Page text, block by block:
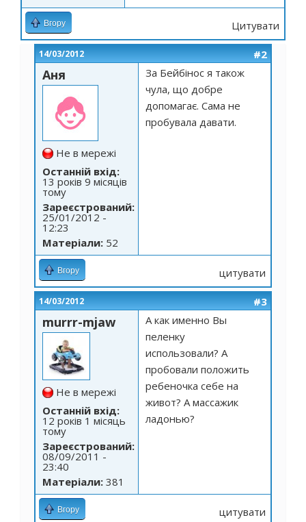
Вгору Цитувати
14/03/2012 #2
Аня
Не в мережі
Останній вхід:
13 років 9 місяців
тому
Зареєстрований:
25/01/2012 -
12:23
Матеріали: 52
За Бейбінос я також
чула, що добре
допомагає. Сама не
пробувала давати.
Вгору цитувати
14/03/2012 #3
murrr-mjaw
Не в мережі
Останній вхід:
12 років 1 місяць
тому
Зареєстрований:
08/09/2011 -
23:40
Матеріали: 381
А как именно Вы
пеленку
использовали? А
пробовали положить
ребеночка себе на
живот? А массажик
ладонью?
Вгору цитувати